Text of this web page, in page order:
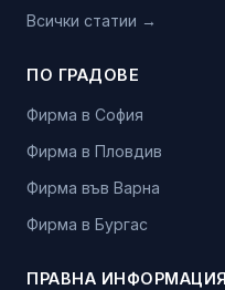
Всички статии →
ПО ГРАДОВЕ
Фирма в София
Фирма в Пловдив
Фирма във Варна
Фирма в Бургас
ПРАВНА ИНФОРМАЦИЯ